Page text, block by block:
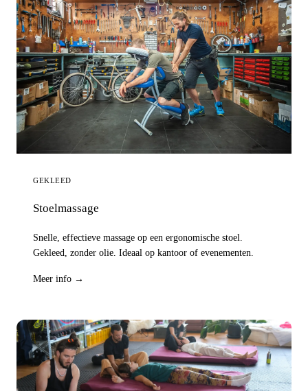
GEKLEED
Stoelmassage
Snelle, effectieve massage op een ergonomische stoel.
Gekleed, zonder olie. Ideaal op kantoor of evenementen.
Meer info →